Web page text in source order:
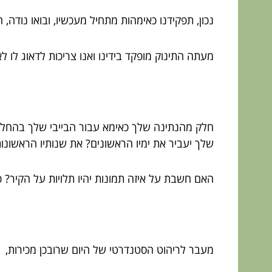
נכון, תפקידנו כאימהות מתחיל מעכשיו, ובואו
מעתה התינוק מופקד בידינו ואנו צריכות לדאוג לו
חלק מהנתינה שלך כאימא עבור הבייבי שלך
שלך יעביר את ימיו הראשונים? את שנותיו
האם חשבת על איזה תמונות יהיו תלויות על
מעבר לריהוט הסטנדרטי של היום שרובכן מכירות,